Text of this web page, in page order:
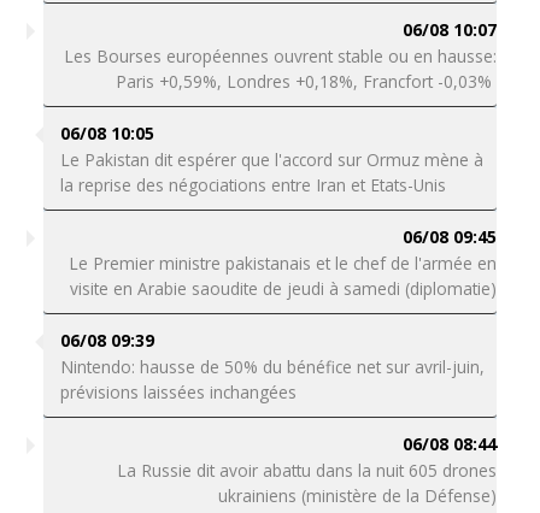
06/08 10:07
Les Bourses européennes ouvrent stable ou en hausse:
Paris +0,59%, Londres +0,18%, Francfort -0,03%
06/08 10:05
Le Pakistan dit espérer que l'accord sur Ormuz mène à
la reprise des négociations entre Iran et Etats-Unis
06/08 09:45
Le Premier ministre pakistanais et le chef de l'armée en
visite en Arabie saoudite de jeudi à samedi (diplomatie)
06/08 09:39
Nintendo: hausse de 50% du bénéfice net sur avril-juin,
prévisions laissées inchangées
06/08 08:44
La Russie dit avoir abattu dans la nuit 605 drones
ukrainiens (ministère de la Défense)